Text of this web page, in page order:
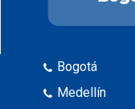
Bogotá
Medellín